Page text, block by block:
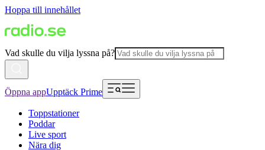
Hoppa till innehållet
Vad skulle du vilja lyssna på?
Öppna appUpptäck Prime
Toppstationer
Poddar
Live sport
Nära dig